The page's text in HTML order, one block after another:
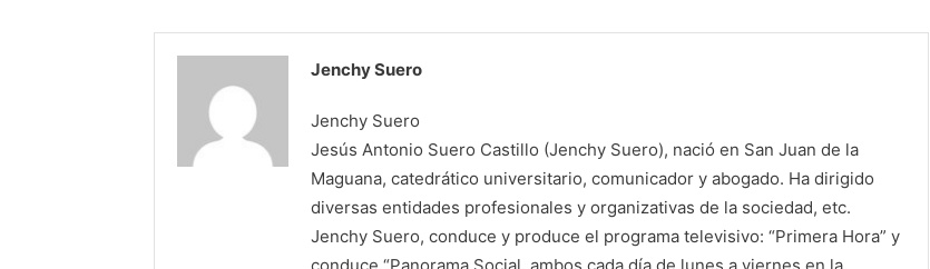
Jenchy Suero
Jenchy Suero
Jesús Antonio Suero Castillo (Jenchy Suero), nació en San Juan de la
Maguana, catedrático universitario, comunicador y abogado. Ha dirigido
diversas entidades profesionales y organizativas de la sociedad, etc.
Jenchy Suero, conduce y produce el programa televisivo: “Primera Hora” y
conduce “Panorama Social, ambos cada día de lunes a viernes en la